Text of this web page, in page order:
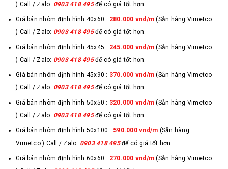
) Call / Zalo: 0903 418 495để có giá tốt hơn.
Giá bán nhôm định hình 40x60 : 280.000 vnd/m (Sẵn hàng Vimetco
) Call / Zalo: 0903 418 495để có giá tốt hơn.
Giá bán nhôm định hình 45x45 : 245.000 vnd/m (Sẵn hàng Vimetco
) Call / Zalo: 0903 418 495để có giá tốt hơn.
Giá bán nhôm định hình 45x90 : 370.000 vnd/m(Sẵn hàng Vimetco
) Call / Zalo: 0903 418 495để có giá tốt hơn.
Giá bán nhôm định hình 50x50 : 320.000 vnd/m (Sẵn hàng Vimetco
) Call / Zalo: 0903 418 495để có giá tốt hơn.
Giá bán nhôm định hình 50x100 : 590.000 vnd/m (Sẵn hàng
Vimetco ) Call / Zalo: 0903 418 495để có giá tốt hơn.
Giá bán nhôm định hình 60x60 : 270.000 vnd/m (Sẵn hàng Vimetco